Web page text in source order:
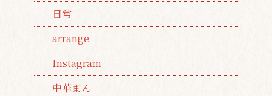
日常
arrange
Instagram
中華まん